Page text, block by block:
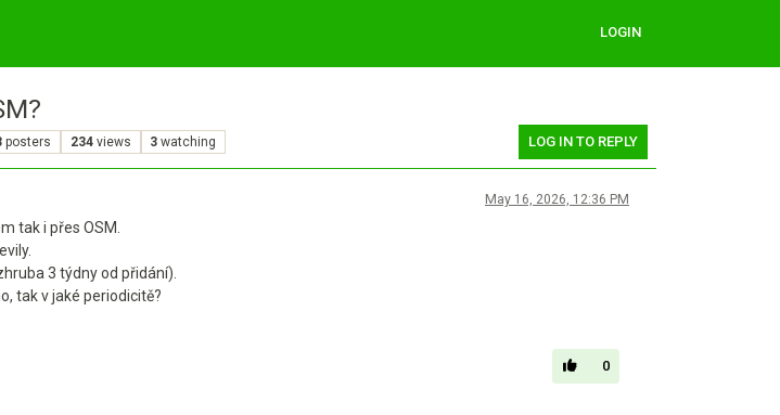
LOGIN
posters 234 views 3 watching LOG IN TO REPLY
May 16, 2026, 12:36 PM
tak i přes OSM.
3 týdny od přidání).
tak v jaké periodicitě?
0